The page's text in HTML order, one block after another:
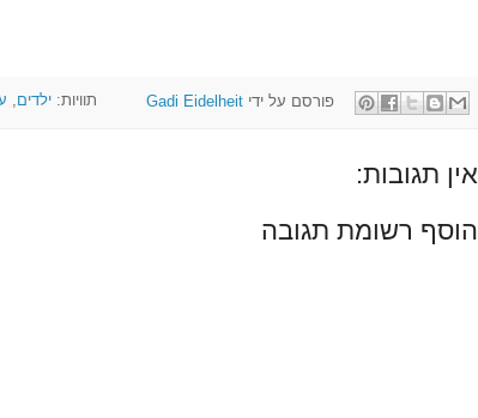
פורסם על ידי Gadi Eidelheit תוויות:ילדים,
אין תגובות:
הוסף רשומת תגובה